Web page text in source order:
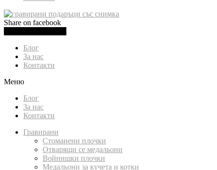
Share on facebook
Блог
За нас
Контакти
Меню
Блог
За нас
Контакти
Гравирани
Стоманени плочки
Отварящи се медальони
Войнишки плочки
Медальони за кучета и котки